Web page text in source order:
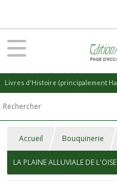
Accueil Bouquinerie
LA PLAINE ALLUVIALE DE L'OISE